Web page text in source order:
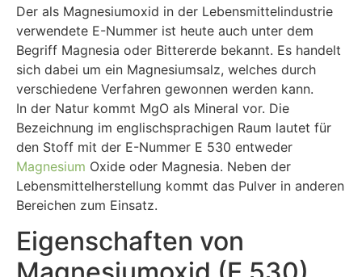
Der als Magnesiumoxid in der Lebensmittelindustrie
verwendete E-Nummer ist heute auch unter dem
Begriff Magnesia oder Bittererde bekannt. Es handelt
sich dabei um ein Magnesiumsalz, welches durch
verschiedene Verfahren gewonnen werden kann.
In der Natur kommt MgO als Mineral vor. Die
Bezeichnung im englischsprachigen Raum lautet für
den Stoff mit der E-Nummer E 530 entweder
Magnesium Oxide oder Magnesia. Neben der
Lebensmittelherstellung kommt das Pulver in anderen
Bereichen zum Einsatz.
Eigenschaften von